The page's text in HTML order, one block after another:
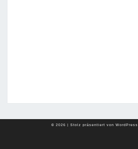
© 2026 Stolz präsentiert von WordPress